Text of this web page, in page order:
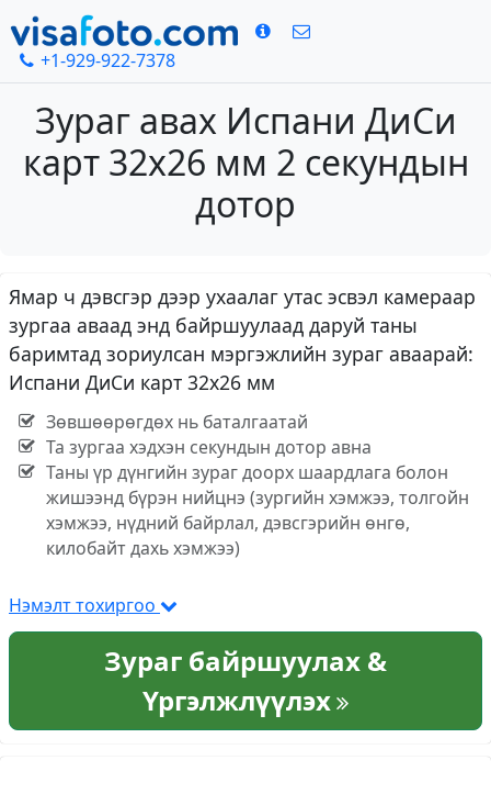
+1-929-922-7378
Зураг авах Испани ДиСи
карт 32x26 мм 2 секундын
дотор
Ямар ч дэвсгэр дээр ухаалаг утас эсвэл камераар
зургаа аваад энд байршуулаад даруй таны
баримтад зориулсан мэргэжлийн зураг аваарай:
Испани ДиСи карт 32x26 мм
Зөвшөөрөгдөх нь баталгаатай
Та зургаа хэдхэн секундын дотор авна
Таны үр дүнгийн зураг доорх шаардлага болон
жишээнд бүрэн нийцнэ (зургийн хэмжээ, толгойн
хэмжээ, нүдний байрлал, дэвсгэрийн өнгө,
килобайт дахь хэмжээ)
Нэмэлт тохиргоо
Зураг байршуулах &
Үргэлжлүүлэх